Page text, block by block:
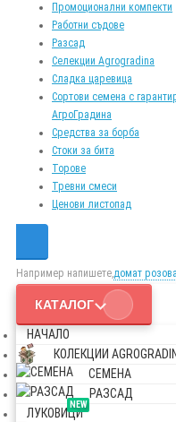
Промоционални компекти
Работни съдове
Разсад
Селекции Agrogradina
Сладка царевица
Сортови семена с
АгроГрадина
Средства за борба
Стоки за бита
Торове
Тревни смеси
Ценови листопад
Например напишете,домат
КАТАЛОГ
НАЧАЛО
КОЛЕКЦИИ
СЕМЕНА
РАЗСАД
NEW
ЛУКОВИЦИ